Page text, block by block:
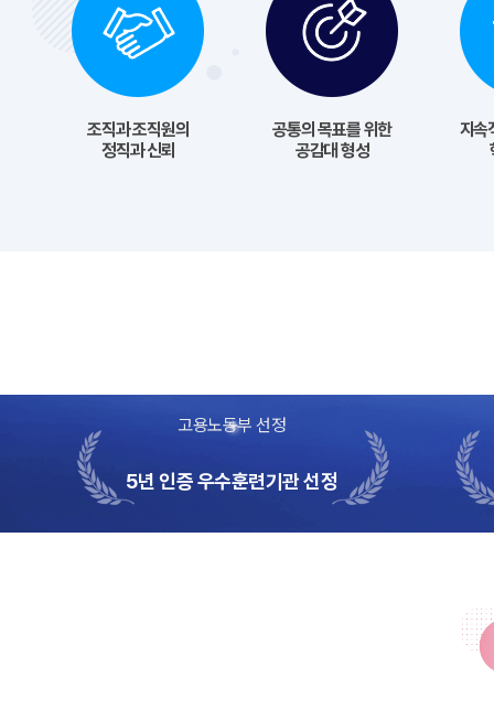
조직과 조직원의
정직과 신뢰
공통의 목표를 위한
공감대 형성
지속
고용노동부 선정
5년 인증 우수훈련기관 선정